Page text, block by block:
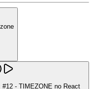
- TIMEZONE no React